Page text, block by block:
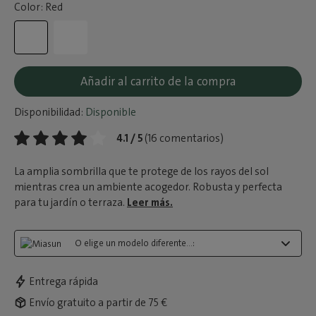
Color: Red
Añadir al carrito de la compra
Disponibilidad: Disponible
4.1 / 5 (16 comentarios)
La amplia sombrilla que te protege de los rayos del sol
mientras crea un ambiente acogedor. Robusta y perfecta
para tu jardín o terraza. Leer más.
O elige un modelo diferente...:
Entrega rápida
Envío gratuito a partir de 75 €